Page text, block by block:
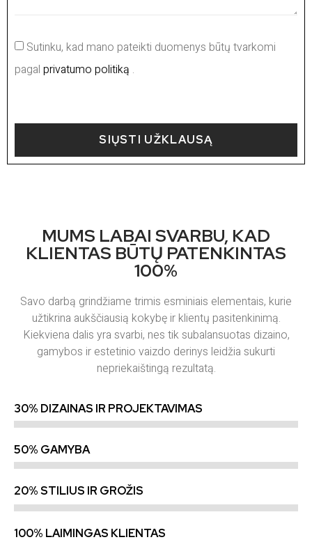
Sutinku, kad mano pateikti duomenys būtų tvarkomi
pagal privatumo politiką .
SIŲSTI UŽKLAUSĄ
MUMS LABAI SVARBU, KAD
KLIENTAS BŪTŲ PATENKINTAS
100%
Savo darbą grindžiame trimis esminiais elementais, kurie
užtikrina aukščiausią kokybę ir klientų pasitenkinimą.
Kiekviena dalis yra svarbi, nes tik subalansuotas dizaino,
gamybos ir estetinio vaizdo derinys leidžia sukurti
nepriekaištingą rezultatą.
30% DIZAINAS IR PROJEKTAVIMAS
50% GAMYBA
20% STILIUS IR GROŽIS
100% LAIMINGAS KLIENTAS